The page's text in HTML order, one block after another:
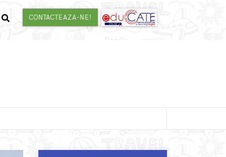
CONTACTEAZA-NE!